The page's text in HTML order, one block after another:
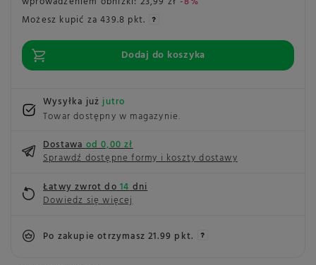
Możesz kupić za439.8 pkt.
Dodaj do koszyka
Wysyłka jużjutro
Towar dostępny w magazynie
Dostawaod 0,00 zł
Sprawdź dostępne formy i koszty dostawy
Łatwy zwrot do14dni
Dowiedz się więcej
Po zakupie otrzymasz21.99 pkt.